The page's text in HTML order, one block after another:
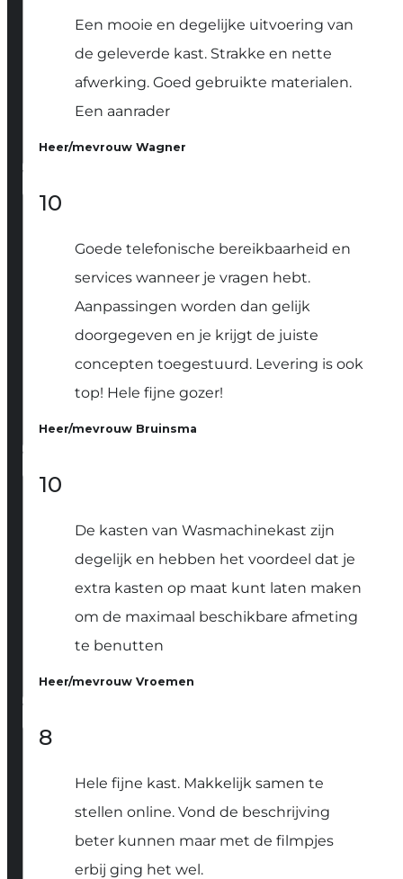
Een mooie en degelijke uitvoering van
de geleverde kast. Strakke en nette
afwerking. Goed gebruikte materialen.
Een aanrader
Heer/mevrouw Wagner
10
Goede telefonische bereikbaarheid en
services wanneer je vragen hebt.
Aanpassingen worden dan gelijk
doorgegeven en je krijgt de juiste
concepten toegestuurd. Levering is ook
top! Hele fijne gozer!
Heer/mevrouw Bruinsma
10
De kasten van Wasmachinekast zijn
degelijk en hebben het voordeel dat je
extra kasten op maat kunt laten maken
om de maximaal beschikbare afmeting
te benutten
Heer/mevrouw Vroemen
8
Hele fijne kast. Makkelijk samen te
stellen online. Vond de beschrijving
beter kunnen maar met de filmpjes
erbij ging het wel.